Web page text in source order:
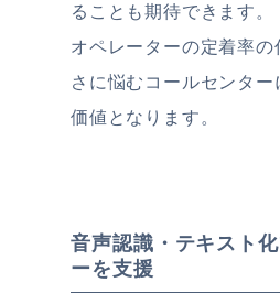
ることも期待できます。
オペレーターの定着率の
さに悩むコールセンタ
価値となります。
音声認識・テキスト
ーを支援